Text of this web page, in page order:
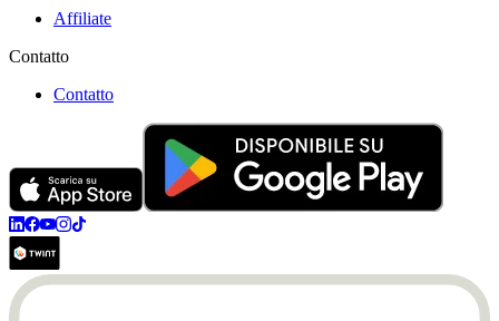
Affiliate
Contatto
Contatto